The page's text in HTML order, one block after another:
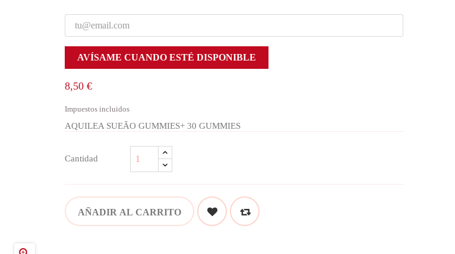
AVÍSAME CUANDO ESTÉ DISPONIBLE
8,50 €
Impuestos incluidos
AQUILEA SUEÃO GUMMIES+ 30 GUMMIES
Cantidad
AÑADIR AL CARRITO